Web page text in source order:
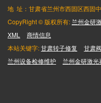
地 址：甘肃省兰州市西固区西固
CopyRight © 版权所有: 兰州金研
XML
商情信息
本站关键字:甘肃转子修复 甘肃
兰州设备检修维护
兰州金研激